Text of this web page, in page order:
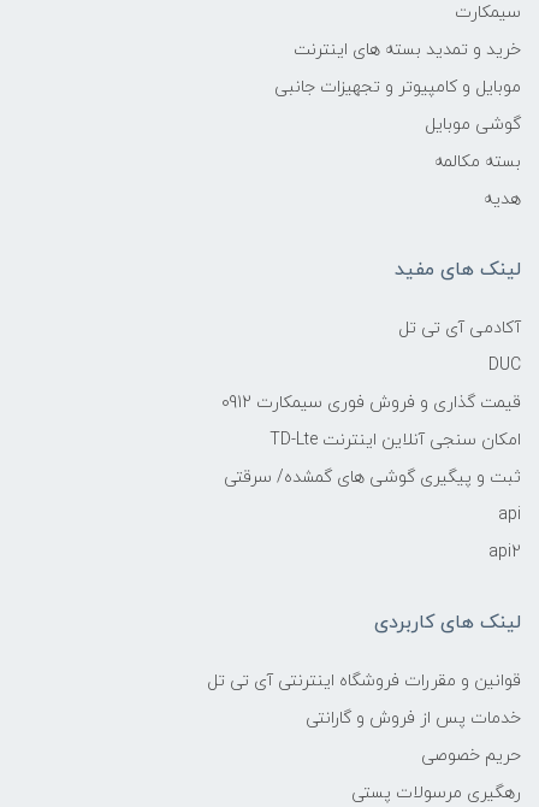
سیمکارت
خرید و تمدید بسته های اینترنت
موبایل و کامپیوتر و تجهیزات جانبی
گوشی موبایل
بسته مکالمه
هدیه
لینک های مفید
آکادمی آی تی تل
DUC
قیمت گذاری و فروش فوری سیمکارت 0912
امکان سنجی آنلاین اینترنت TD-Lte
ثبت و پیگیری گوشی های گمشده/ سرقتی
api
api2
لینک های کاربردی
قوانین و مقررات فروشگاه اینترنتی آی تی تل
خدمات پس از فروش و گارانتی
حریم خصوصی
رهگیری مرسولات پستی